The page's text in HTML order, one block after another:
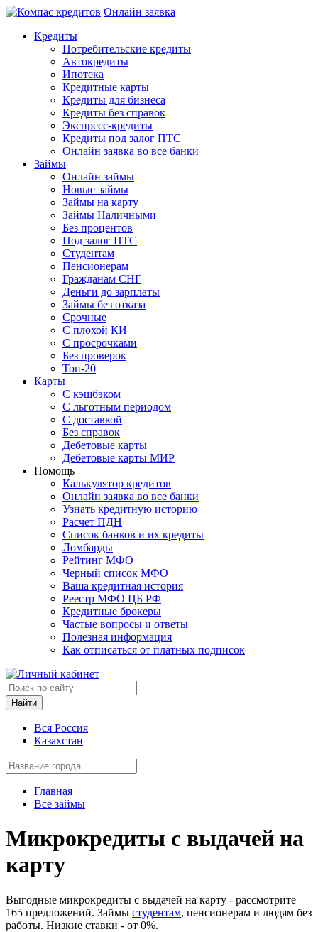
Онлайн заявка
Кредиты
Потребительские кредиты
Автокредиты
Ипотека
Кредитные карты
Кредиты для бизнеса
Кредиты без справок
Экспресс-кредиты
Кредиты под залог ПТС
Онлайн заявка во все банки
Займы
Онлайн займы
Новые займы
Займы на карту
Займы Наличными
Без процентов
Под залог ПТС
Студентам
Пенсионерам
Гражданам СНГ
Деньги до зарплаты
Займы без отказа
Срочные
С плохой КИ
С просрочками
Без проверок
Топ-20
Карты
С кэшбэком
С льготным периодом
С доставкой
Без справок
Дебетовые карты
Дебетовые карты МИР
Помощь
Калькулятор кредитов
Онлайн заявка во все банки
Узнать кредитную историю
Расчет ПДН
Список банков и их кредиты
Ломбарды
Рейтинг МФО
Черный список МФО
Ваша кредитная история
Реестр МФО ЦБ РФ
Кредитные брокеры
Частые вопросы и ответы
Полезная информация
Как отписаться от платных подписок
Найти
Вся Россия
Казахстан
Главная
Все займы
Микрокредиты с выдачей на
карту
Выгодные микрокредиты с выдачей на карту - рассмотрите
165 предложений. Займы студентам, пенсионерам и людям без
работы. Низкие ставки - от 0%.